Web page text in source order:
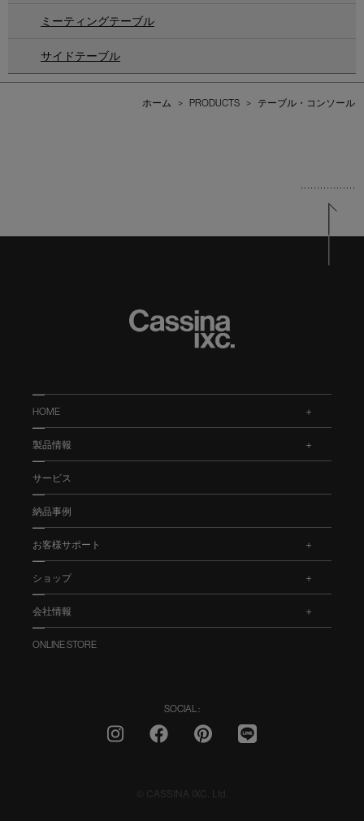
ミーティングテーブル
サイドテーブル
ホーム > PRODUCTS > テーブル・コンソール
HOME
製品情報
サービス
納品事例
お客様サポート
ショップ
会社情報
ONLINE STORE
SOCIAL :
© CASSINA IXC. Ltd.